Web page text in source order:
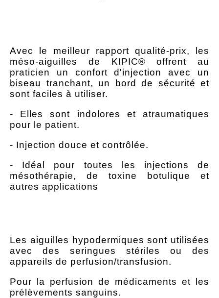
Avec le meilleur rapport qualité-prix, les
méso-aiguilles de KIPIC® offrent au
praticien un confort d'injection avec un
biseau tranchant, un bord de sécurité et
sont faciles à utiliser.
- Elles sont indolores et atraumatiques
pour le patient.
- Injection douce et contrôlée.
- Idéal pour toutes les injections de
mésothérapie, de toxine botulique et
autres applications
Les aiguilles hypodermiques sont utilisées
avec des seringues stériles ou des
appareils de perfusion/transfusion.
Pour la perfusion de médicaments et les
prélèvements sanguins.